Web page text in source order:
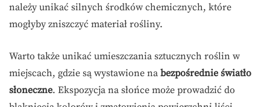
należy unikać silnych środków chemicznych, które
mogłyby zniszczyć materiał rośliny.
Warto także unikać umieszczania sztucznych roślin w
miejscach, gdzie są wystawione na bezpośrednie światło
słoneczne. Ekspozycja na słońce może prowadzić do